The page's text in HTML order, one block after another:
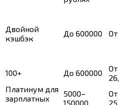
Двойной
кэшбэк
До 600000 От
100+ До 600000
От
Платинум для
зарплатных
5000–
150000
От